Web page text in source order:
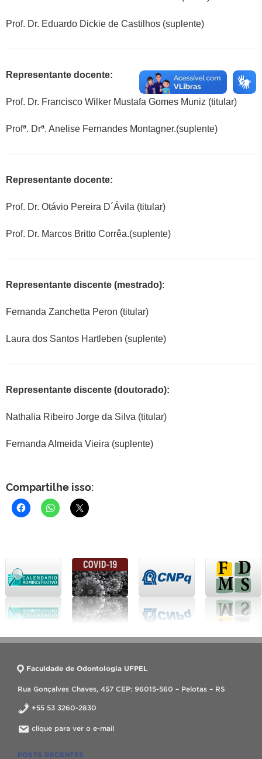
Prof. Dr. Eduardo Dickie de Castilhos (suplente)
Representante docente:
Prof. Dr. Francisco Wilker Mustafa Gomes Muniz (titular)
Profª. Drª. Anelise Fernandes Montagner.(suplente)
Representante docente:
Prof. Dr. Otávio Pereira D´Ávila (titular)
Prof. Dr. Marcos Britto Corrêa.(suplente)
Representante discente (mestrado):
Fernanda Zanchetta Peron (titular)
Laura dos Santos Hartleben (suplente)
Representante discente (doutorado):
Nathalia Ribeiro Jorge da Silva (titular)
Fernanda Almeida Vieira (suplente)
Compartilhe isso:
Faculdade de Odontologia UFPEL
Rua Gonçalves Chaves, 457 CEP: 96015-560 – Pelotas – RS
+55 53 3260-2830
clique para ver o e-mail
POSTS RECENTES